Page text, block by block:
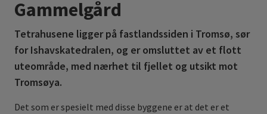
Gammelgård
Tetrahusene ligger på fastlandssiden i Tromsø, sør
for Ishavskatedralen, og er omsluttet av et flott
uteområde, med nærhet til fjellet og utsikt mot
Tromsøya.
Det som er spesielt med disse byggene er at det er et